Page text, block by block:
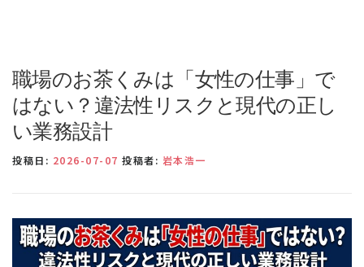
職場のお茶くみは「女性の仕事」で
はない？違法性リスクと現代の正し
い業務設計
投稿日: 2026-07-07 投稿者: 岩本浩一